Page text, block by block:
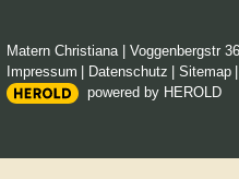
Matern Christiana| Voggenbergstr 36
Impressum
Datenschutz Sitemap
powered by HEROLD